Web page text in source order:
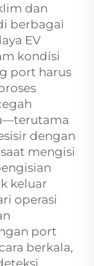
dan
berbagai
EV
kondisi
port harus
dengan
mengisi
keluar
operasi
port
berkala,